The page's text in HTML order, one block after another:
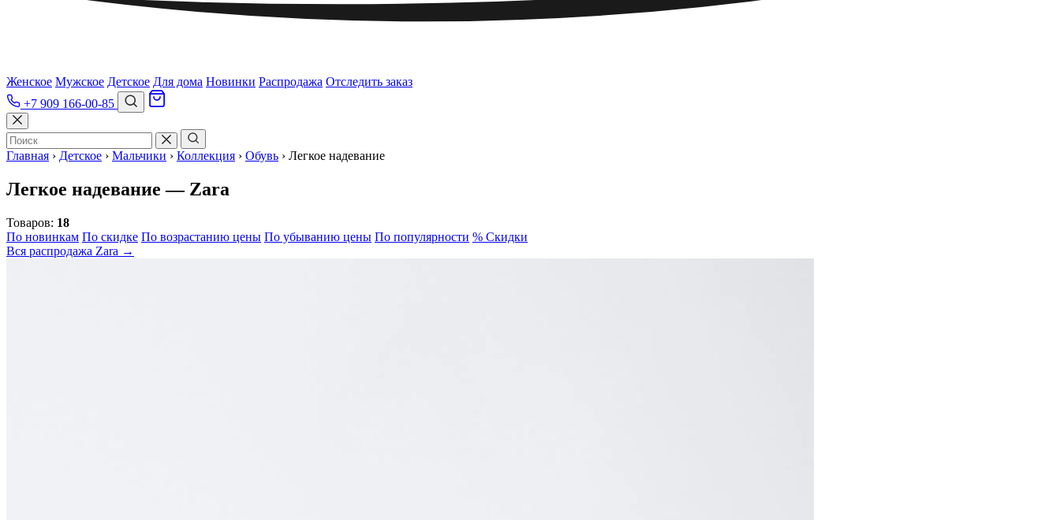
Женское Мужское Детское Для дома Новинки Распродажа Отследить заказ
+7 909 166-00-85
Главная › Детское › Мальчики › Коллекция › Обувь › Легкое надевание
Легкое надевание — Zara
Товаров: 18
По новинкам По скидке По возрастанию цены По убыванию цены По популярности % Скидки
Вся распродажа Zara →